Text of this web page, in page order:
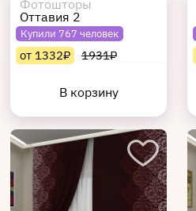
Фотошторы
Оттавия 2
Купили 767 человек
от 1332₽ 1931₽
В корзину